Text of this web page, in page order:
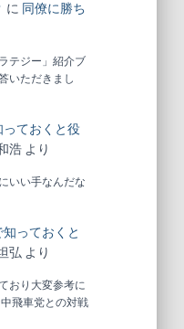
に 同僚に勝ち
テジー」紹介ブ
いただきまし
ておくと役
浩より
いい手なんだな
っておくと
弘 より
おり大変参考に
飛車党との対戦